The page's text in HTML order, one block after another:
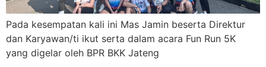
Pada kesempatan kali ini Mas Jamin beserta Direktur
dan Karyawan/ti ikut serta dalam acara Fun Run 5K
yang digelar oleh BPR BKK Jateng